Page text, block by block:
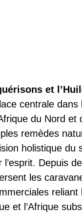
et
centrale dans
du Nord et
remèdes
holistique du
Depuis
les
reliant
et l’Afrique